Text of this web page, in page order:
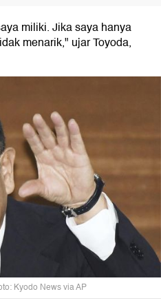
miliki. Jika saya hanya
menarik," ujar Toyoda,
Kyodo News via AP